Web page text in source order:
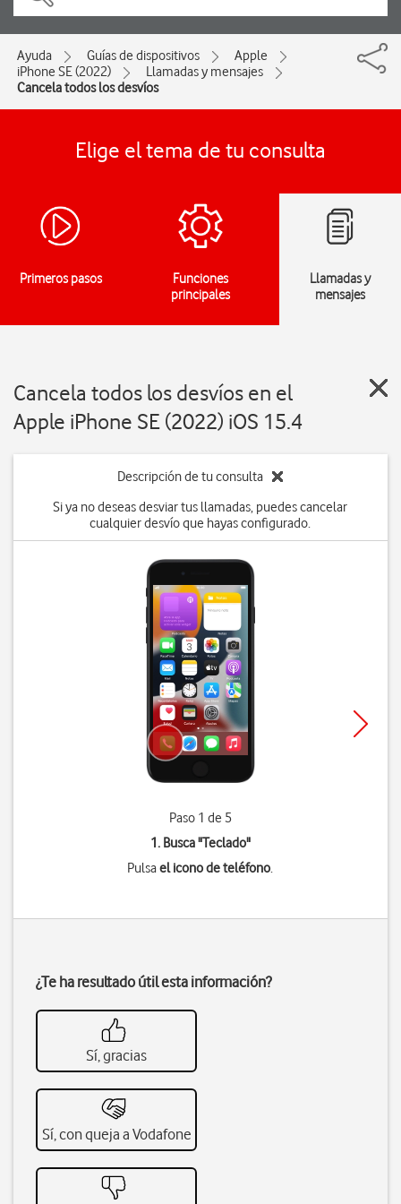
Ayuda Guías de dispositivos
Apple
iPhone SE (2022)
Llamadas y mensajes
Cancela todos los desvíos
Elige el tema de tu consulta
Primeros pasos
Funciones
principales
Llamadas y
mensajes
Cancela todos los desvíos en el
Apple iPhone SE (2022) iOS 15.4
Descripción de tu consulta
Si ya no deseas desviar tus llamadas, puedes cancelar
cualquier desvío que hayas configurado.
Paso 1 de 5
1. Busca "Teclado"
Pulsael icono de teléfono.
¿Te ha resultado útil esta información?
Sí, gracias
Sí, con queja a Vodafone